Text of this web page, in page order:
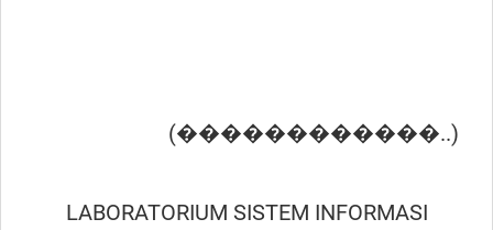
(������������..)
LABORATORIUM SISTEM INFORMASI